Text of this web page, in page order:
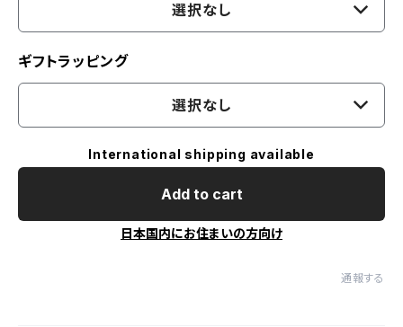
選択なし
ギフトラッピング
選択なし
International shipping available
Add to cart
日本国内にお住まいの方向け
通報する